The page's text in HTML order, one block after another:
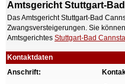
nach Amtsgericht
Amtsgericht Stuttgart-
Das Amtsgericht Stuttgart-Bad
Zwangsversteigerungen. Sie
Amtsgerichtes Stuttgart-Bad
Kontaktdaten
Anschrift: